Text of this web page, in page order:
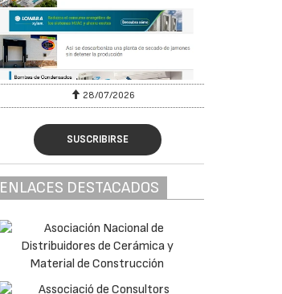
SUSCRIBIRSE
ENLACES DESTACADOS